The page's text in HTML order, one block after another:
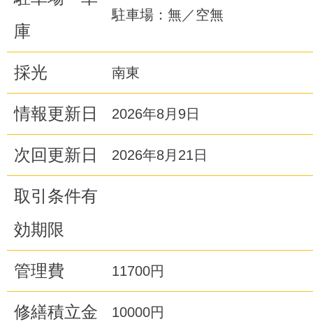
庫
駐車場：無／空無
採光 南東
情報更新日 2026年8月9日
次回更新日 2026年8月21日
取引条件有
効期限
管理費 11700円
修繕積立金 10000円